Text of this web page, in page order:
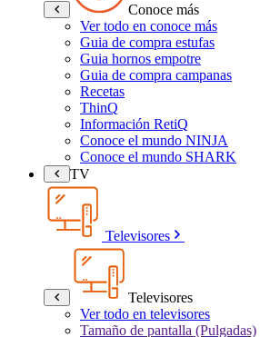
Conoce más
Ver todo en conoce más
Guia de compra estufas
Guia hornos empotre
Guia de compra campanas
Recetas
ThinQ
Información RetiQ
Conoce el mundo NINJA
Conoce el mundo SHARK
TV
Televisores
Televisores
Ver todo en televisores
Tamaño de pantalla (Pulgadas)